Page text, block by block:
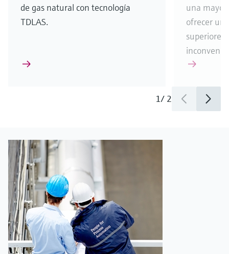
de gas natural con tecnología
TDLAS.
una
ofrecer
1/ 2